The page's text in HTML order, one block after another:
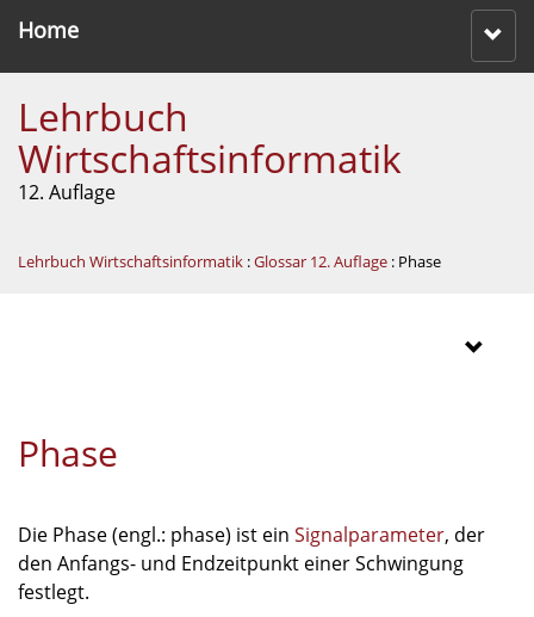
Home
Lehrbuch
Wirtschaftsinformatik
12. Auflage
Lehrbuch Wirtschaftsinformatik :Glossar 12. Auflage : Phase
Phase
Die Phase (engl.: phase) ist ein Signalparameter, der
den Anfangs- und Endzeitpunkt einer Schwingung
festlegt.